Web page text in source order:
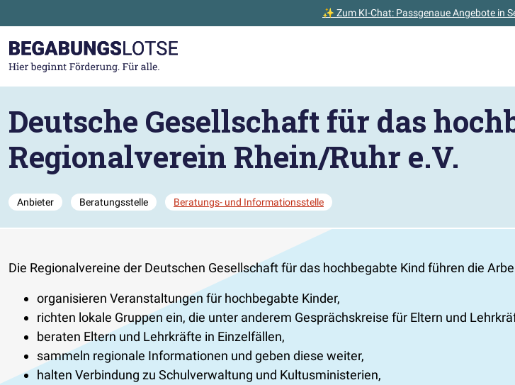
✨ Zum KI-Chat: Passgenaue Angebote in
Zur Startseite gehen
Deutsche Gesellschaft für das
Regionalverein Rhein/Ruhr e.V.
Anbieter Beratungsstelle Beratungs- und Informationsstelle
Die Regionalvereine der Deutschen Gesellschaft für das hochbegabte Kind führen die
organisieren Veranstaltungen für hochbegabte Kinder,
richten lokale Gruppen ein, die unter anderem Gesprächskreise für Eltern und
beraten Eltern und Lehrkräfte in Einzelfällen,
sammeln regionale Informationen und geben diese weiter,
halten Verbindung zu Schulverwaltung und Kultusministerien,